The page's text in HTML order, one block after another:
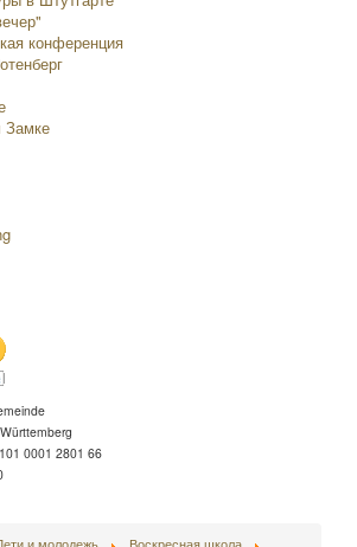
конференция
Замке
0001 2801 66